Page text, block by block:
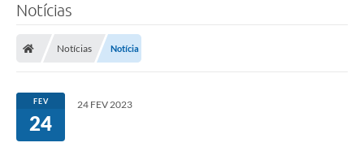
Meio Ambiente
Ouvidoria
Notícias
Notícias Notícia
FEV
24
24 FEV 2023